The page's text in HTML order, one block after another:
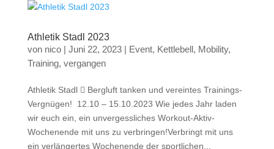
Athletik Stadl 2023
von nico| Juni 22, 2023| Event, Kettlebell, Mobility,
Training, vergangen
Athletik Stadl  Bergluft tanken und vereintes Trainings-
Vergnügen! 12.10 – 15.10.2023 Wie jedes Jahr laden
wir euch ein, ein unvergessliches Workout-Aktiv-
Wochenende mit uns zu verbringen!Verbringt mit uns
ein verlängertes Wochenende der sportlichen...